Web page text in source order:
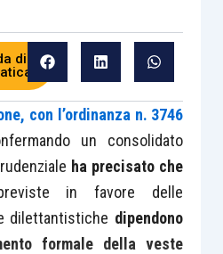
di
con l’ordinanza n. 3746
un consolidato
ha precisato che
in favore delle
dilettantistiche dipendono
formale della veste